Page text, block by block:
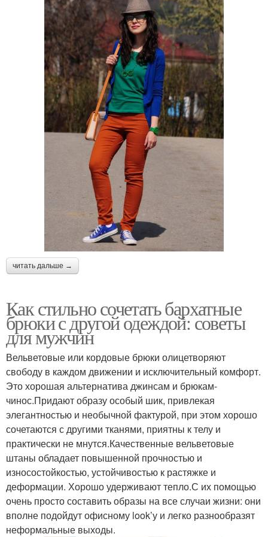
читать дальше →
Как стильно сочетать бархатные
брюки с другой одеждой: советы
для мужчин
Вельветовые или кордовые брюки олицетворяют
свободу в каждом движении и исключительный комфорт.
Это хорошая альтернатива джинсам и брюкам-
чинос.Придают образу особый шик, привлекая
элегантностью и необычной фактурой, при этом хорошо
сочетаются с другими тканями, приятны к телу и
практически не мнутся.Качественные вельветовые
штаны обладает повышенной прочностью и
износостойкостью, устойчивостью к растяжке и
деформации. Хорошо удерживают тепло.С их помощью
очень просто составить образы на все случаи жизни: они
вполне подойдут офисному look’у и легко разнообразят
неформальные выходы.